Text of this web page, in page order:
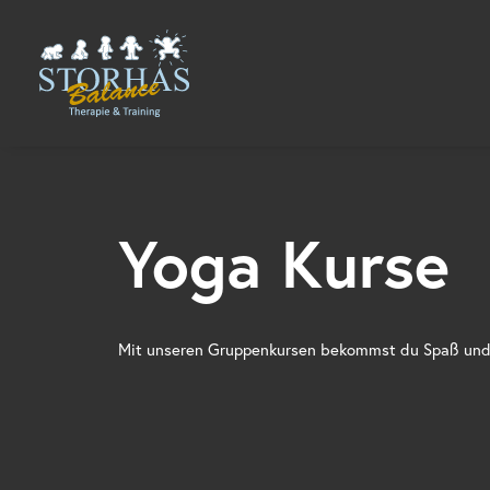
Yoga Kurse
Mit unseren Gruppenkursen bekommst du Spaß